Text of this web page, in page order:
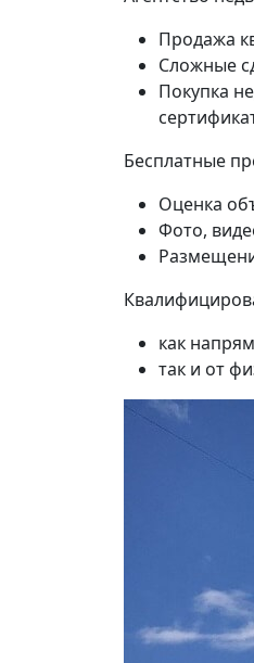
Продажа
Сложные
Покупка
Бесплатные
Оценка
Фото,
как
так и от